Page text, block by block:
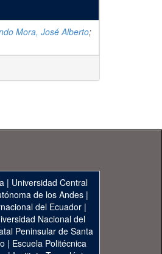
Mora, José Alberto;
| Universidad Central
de los Andes|
del Ecuador|
Nacional del
Peninsular de Santa
| Escuela Politécnica